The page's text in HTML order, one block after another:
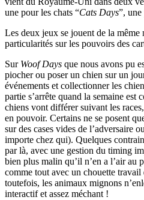
une pour les chats “Cats Days”, une
Les deux jeux se jouent de la même
particularités sur les pouvoirs des
Sur Woof Days que nous avons pu
piocher ou poser un chien sur un
événements et collectionner les
partie s’arrête quand la semaine est
chiens vont différer suivant les
en pouvoir. Certains ne se posent
sur des cases vides de l’adversaire
importe chez qui). Quelques
par là, avec une gestion du timing
bien plus malin qu’il n’en a l’air au
comme tout avec un chouette travail
toutefois, les animaux mignons
interactif et assez méchant !